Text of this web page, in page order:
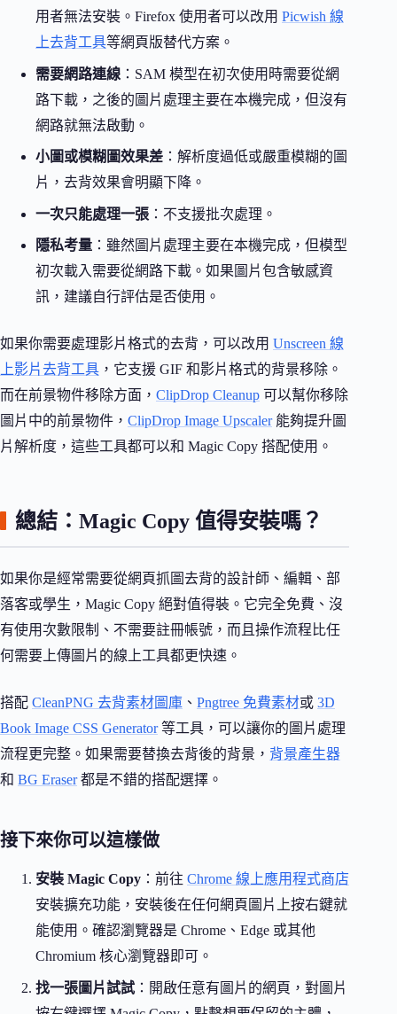
用者無法安裝。Firefox 使用者可以改用 Picwish 線
上去背工具等網頁版替代方案。
需要網路連線 ：SAM 模型在初次使用時需要從網
路下載，之後的圖片處理主要在本機完成，但沒有
網路就無法啟動。
小圖或模糊圖效果差 ：解析度過低或嚴重模糊的圖
片，去背效果會明顯下降。
一次只能處理一張 ：不支援批次處理。
隱私考量 ：雖然圖片處理主要在本機完成，但模型
初次載入需要從網路下載。如果圖片包含敏感資
訊，建議自行評估是否使用。
如果你需要處理影片格式的去背，可以改用 Unscreen 線
上影片去背工具 ，它支援 GIF 和影片格式的背景移除。
而在前景物件移除方面， ClipDrop Cleanup 可以幫你移除
圖片中的前景物件， ClipDrop Image Upscaler能夠提升圖
片解析度，這些工具都可以和 Magic Copy 搭配使用。
總結：Magic Copy 值得安裝嗎？
如果你是經常需要從網頁抓圖去背的設計師、編輯、部
落客或學生，Magic Copy 絕對值得裝。它完全免費、沒
有使用次數限制、不需要註冊帳號，而且操作流程比任
何需要上傳圖片的線上工具都更快速。
搭配 CleanPNG 去背素材圖庫 、 Pngtree 免費素材或 3D
Book Image CSS Generator等工具，可以讓你的圖片處理
流程更完整。如果需要替換去背後的背景， 背景產生器
和 BG Eraser都是不錯的搭配選擇。
接下來你可以這樣做
安裝 Magic Copy ：前往 Chrome 線上應用程式商店
安裝擴充功能，安裝後在任何網頁圖片上按右鍵就
能使用。確認瀏覽器是 Chrome、Edge 或其他
Chromium 核心瀏覽器即可。
找一張圖片試試 ：開啟任意有圖片的網頁，對圖片